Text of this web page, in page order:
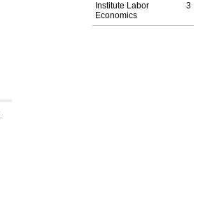
3
Institute Labor
Economics